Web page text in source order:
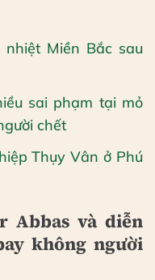
Miền Bắc sau
sai phạm tại mỏ
chết
Thụy Vân ở Phú
Abbas và diễn
không người